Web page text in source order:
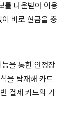
를 다운받아 이용
바로 현금을 충
을 통한 안정장
을 탑재해 카드
결제 카드의 가